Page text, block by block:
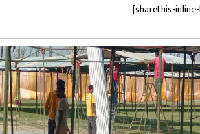
[sharethis-